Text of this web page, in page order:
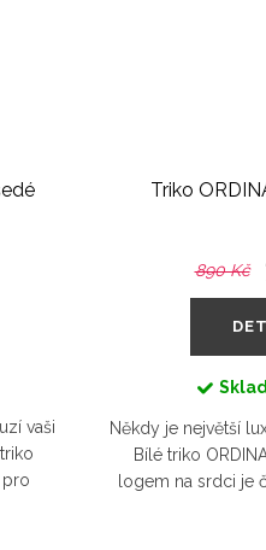
vaši
pro
Triko
890 Kč
Někdy je největší
Bílé triko
logem na srdci je